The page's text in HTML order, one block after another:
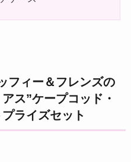
フィー＆フレンズの
ス”ケープコッド・
ライズセット